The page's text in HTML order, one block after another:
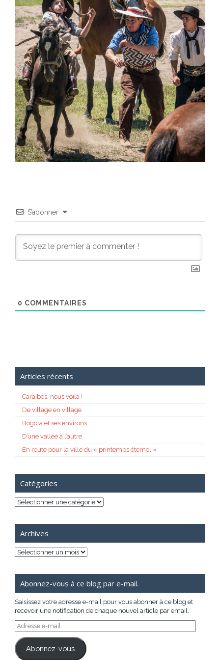
S’abonner
0 COMMENTAIRES
Articles récents
Caraïbes, nous voilà !
De village en village
Bogota et ses environs
D’une vallée à l’autre
En route pour la ville du « printemps éternel »
Catégories
Catégories
Archives
Archives
Abonnez-vous à ce blog par e-mail.
Saisissez votre adresse e-mail pour vous abonner à ce blog et
recevoir une notification de chaque nouvel article par email.
Adresse
e-
mail
Abonnez-vous